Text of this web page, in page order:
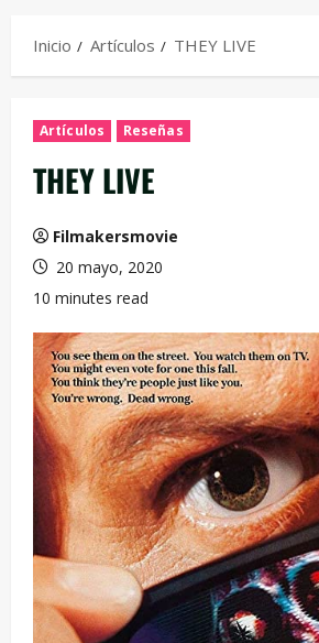
Inicio Artículos THEY LIVE
Artículos Reseñas
THEY LIVE
Filmakersmovie
20 mayo, 2020
10 minutes read